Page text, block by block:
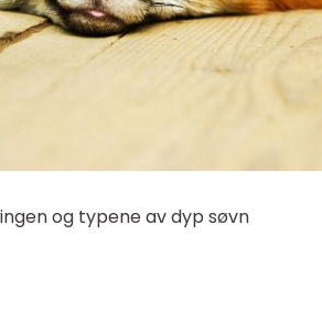
og typene av dyp søvn